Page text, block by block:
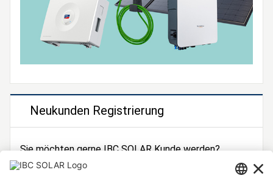
Neukunden Registrierung
Sie möchten gerne IBC SOLAR Kunde werden?
Dann registrieren Sie sich jetzt!